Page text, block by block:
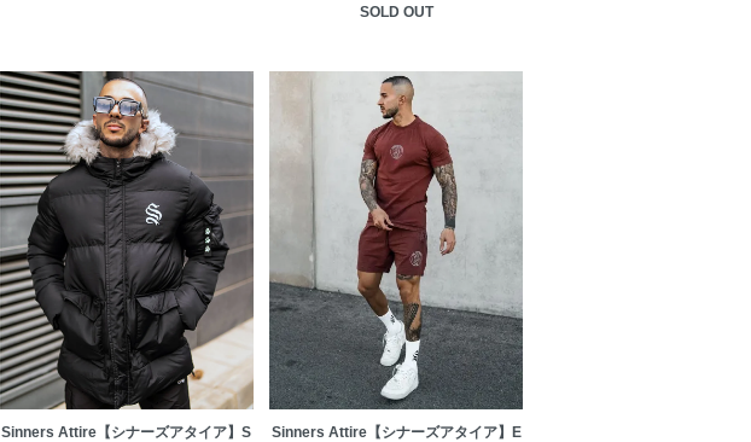
SOLD OUT
Sinners Attire【シナーズアタイア】S
Sinners Attire【シナーズアタイア】E